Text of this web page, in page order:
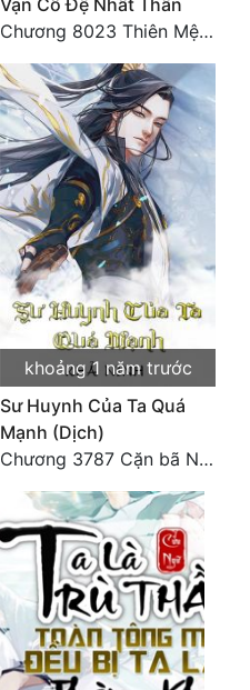
Vạn Cổ Đệ Nhất Thần
Chương 8023 Thiên Mệnh cương đồ
khoảng 1 năm trước
Sư Huynh Của Ta Quá
Mạnh (Dịch)
Chương 3787 Cặn bã Nam Thiên Đạo